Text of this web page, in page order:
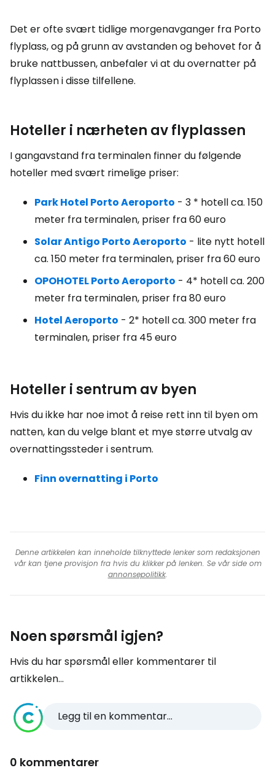
Det er ofte svært tidlige morgenavganger fra Porto
flyplass, og på grunn av avstanden og behovet for å
bruke nattbussen, anbefaler vi at du overnatter på
flyplassen i disse tilfellene.
Hoteller i nærheten av flyplassen
I gangavstand fra terminalen finner du følgende
hoteller med svært rimelige priser:
Park Hotel Porto Aeroporto - 3 * hotell ca. 150
meter fra terminalen, priser fra 60 euro
Solar Antigo Porto Aeroporto - lite nytt hotell
ca. 150 meter fra terminalen, priser fra 60 euro
OPOHOTEL Porto Aeroporto - 4* hotell ca. 200
meter fra terminalen, priser fra 80 euro
Hotel Aeroporto - 2* hotell ca. 300 meter fra
terminalen, priser fra 45 euro
Hoteller i sentrum av byen
Hvis du ikke har noe imot å reise rett inn til byen om
natten, kan du velge blant et mye større utvalg av
overnattingssteder i sentrum.
Finn overnatting i Porto
Denne artikkelen kan inneholde tilknyttede lenker som redaksjonen
vår kan tjene provisjon fra hvis du klikker på lenken. Se vår side om
annonsepolitikk.
Noen spørsmål igjen?
Hvis du har spørsmål eller kommentarer til
artikkelen...
Legg til en kommentar...
0 kommentarer